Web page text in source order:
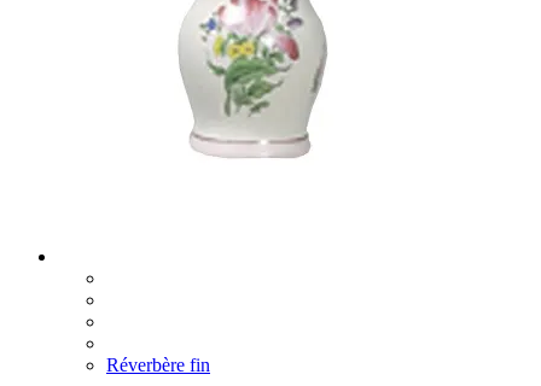
Réverbère fin